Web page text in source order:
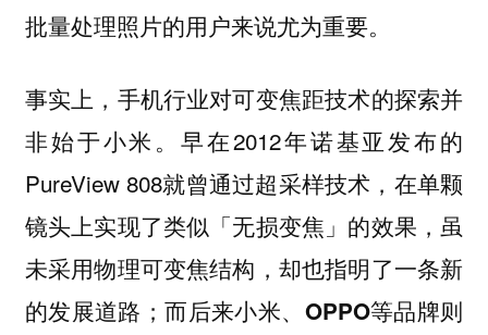
批量处理照片的用户来说尤为重要。
事实上，手机行业对可变焦距技术的探索并
非始于小米。早在2012年诺基亚发布的
PureView 808就曾通过超采样技术，在单颗
镜头上实现了类似「无损变焦」的效果，虽
未采用物理可变焦结构，却也指明了一条新
的发展道路； 而后来小米、OPPO等品牌则